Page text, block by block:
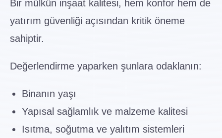
Bir mülkün inşaat kalitesi, hem konfor hem de
yatırım güvenliği açısından kritik öneme
sahiptir.
Değerlendirme yaparken şunlara odaklanın:
Binanın yaşı
Yapısal sağlamlık ve malzeme kalitesi
Isıtma, soğutma ve yalıtım sistemleri